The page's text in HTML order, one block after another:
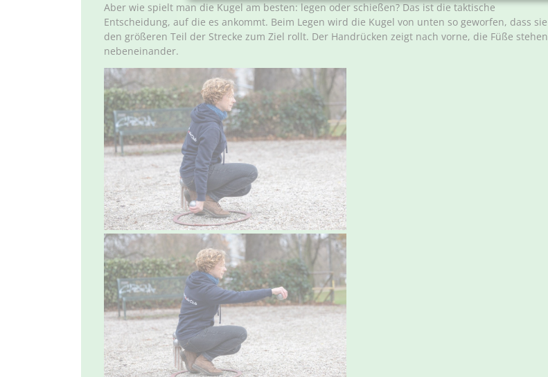
Aber wie spielt man die Kugel am besten: legen oder schießen? Das ist die taktische
Entscheidung, auf die es ankommt. Beim Legen wird die Kugel von unten so geworfen, dass sie
den größeren Teil der Strecke zum Ziel rollt. Der Handrücken zeigt nach vorne, die Füße stehen
nebeneinander.